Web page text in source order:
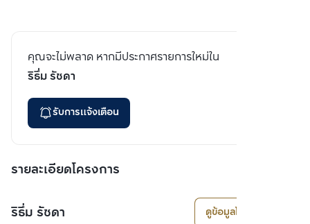
คุณจะไม่พลาด หากมีประกาศรายการใหม่ใน
ริธึ่ม รัชดา
รับการแจ้งเตือน
รายละเอียดโครงการ
ริธึ่ม รัชดา ดูข้อมูลโครงการ